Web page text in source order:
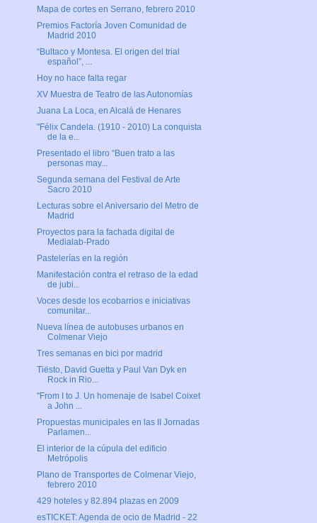
Mapa de cortes en Serrano, febrero 2010
Premios Factoría Joven Comunidad de
Madrid 2010
“Bultaco y Montesa. El origen del trial
español”, ...
Hoy no hace falta regar
XV Muestra de Teatro de las Autonomías
Juana La Loca, en Alcalá de Henares
"Félix Candela. (1910 - 2010) La conquista
de la e...
Presentado el libro “Buen trato a las
personas may...
Segunda semana del Festival de Arte
Sacro 2010
Lecturas sobre el Aniversario del Metro de
Madrid
Proyectos para la fachada digital de
Medialab-Prado
Pastelerías en la región
Manifestación contra el retraso de la edad
de jubi...
Voces desde los ecobarrios e iniciativas
comunitar...
Nueva línea de autobuses urbanos en
Colmenar Viejo
Tres semanas en bici por madrid
Tiësto, David Guetta y Paul Van Dyk en
Rock in Rio...
"From I to J. Un homenaje de Isabel Coixet
a John ...
Propuestas municipales en las II Jornadas
Parlamen...
El interior de la cúpula del edificio
Metrópolis
Plano de Transportes de Colmenar Viejo,
febrero 2010
429 hoteles y 82.894 plazas en 2009
esTICKET: Agenda de ocio de Madrid - 22